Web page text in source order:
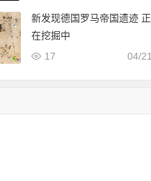
新发现德国罗马帝国遗迹 正
在挖掘中
04/21
17